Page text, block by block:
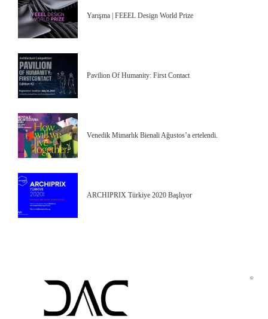
Yarışma | FEEEL Design World Prize
Pavilion Of Humanity: First Contact
Venedik Mimarlık Bienali Ağustos’a ertelendi.
ARCHIPRIX Türkiye 2020 Başlıyor
©